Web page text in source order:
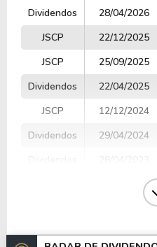
TIPO
DATA COM
Dividendos 28/04/2026
JSCP
22/12/2025
JSCP
25/09/2025
Dividendos
22/04/2025
JSCP
12/12/2024
Dividendos
29/04/2024
27/04/2022
Dividendos
26/04/2017